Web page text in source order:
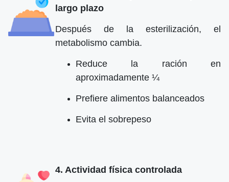
largo plazo
Después de la esterilización, el
metabolismo cambia.
Reduce la ración en
aproximadamente ¼
Prefiere alimentos balanceados
Evita el sobrepeso
4. Actividad física controlada